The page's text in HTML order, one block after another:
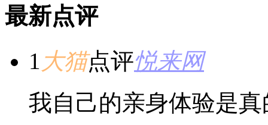
最新点评
1 大猫点评悦来网
我自己的亲身体验是